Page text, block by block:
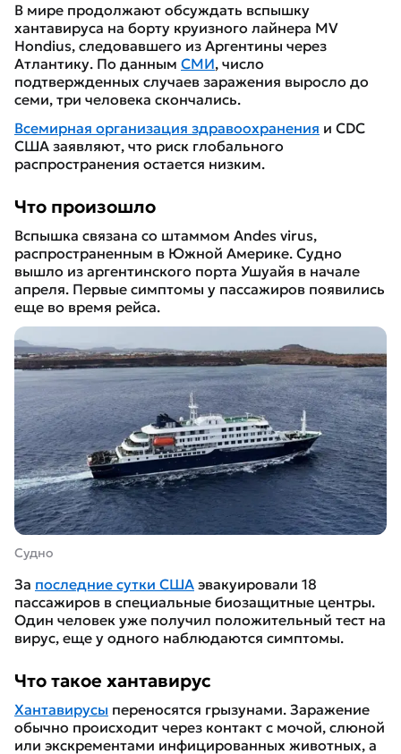
В мире продолжают обсуждать вспышку
хантавируса на борту круизного лайнера MV
Hondius, следовавшего из Аргентины через
Атлантику. По данным СМИ, число
подтвержденных случаев заражения выросло до
семи, три человека скончались.
Всемирная организация здравоохранения и CDC
США заявляют, что риск глобального
распространения остается низким.
Что произошло
Вспышка связана со штаммом Andes virus,
распространенным в Южной Америке. Судно
вышло из аргентинского порта Ушуайя в начале
апреля. Первые симптомы у пассажиров появились
еще во время рейса.
Судно
За последние сутки США эвакуировали 18
пассажиров в специальные биозащитные центры.
Один человек уже получил положительный тест на
вирус, еще у одного наблюдаются симптомы.
Что такое хантавирус
Хантавирусы переносятся грызунами. Заражение
обычно происходит через контакт с мочой, слюной
или экскрементами инфицированных животных, а